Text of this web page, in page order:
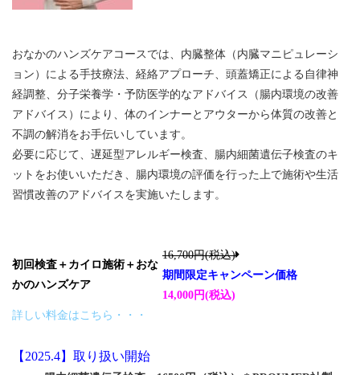
おなかのハンズケアコースでは、内臓整体（内臓マニピュレーシ
ョン）による手技療法、経絡アプローチ、頭蓋矯正による自律神
経調整、分子栄養学・予防医学的なアドバイス（腸内環境の改善
アドバイス）により、体のインナーとアウターから体質の改善と
不調の解消をお手伝いしています。
必要に応じて、遅延型アレルギー検査、腸内細菌遺伝子検査のキ
ットをお使いいただき、腸内環境の評価を行った上で施術や生活
習慣改善のアドバイスを実施いたします。
初回検査＋カイロ施術＋おな
かのハンズケア
16,700円(税込)
期間限定キャンペーン価格
14,000円(税込)
詳しい料金はこちら・・・
【2025.4】取り扱い開始